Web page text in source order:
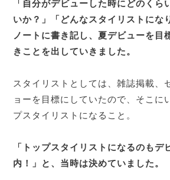
「自分がデビューした時にどのくら
いか？」「どんなスタイリストにな
ノートに書き記し、夏デビューを目
きことを出していきました。
スタイリストとしては、雑誌掲載、
ョーを目標にしていたので、そこに
プスタイリストになること。
「トップスタイリストになるのもデ
内！」と、当時は決めていました。